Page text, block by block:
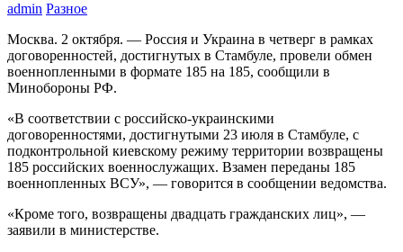
admin Разное
Москва. 2 октября. — Россия и Украина в четверг в рамках
договоренностей, достигнутых в Стамбуле, провели обмен
военнопленными в формате 185 на 185, сообщили в
Минобороны РФ.
«В соответствии с российско-украинскими
договоренностями, достигнутыми 23 июля в Стамбуле, с
подконтрольной киевскому режиму территории возвращены
185 российских военнослужащих. Взамен переданы 185
военнопленных ВСУ», — говорится в сообщении ведомства.
«Кроме того, возвращены двадцать гражданских лиц», —
заявили в министерстве.